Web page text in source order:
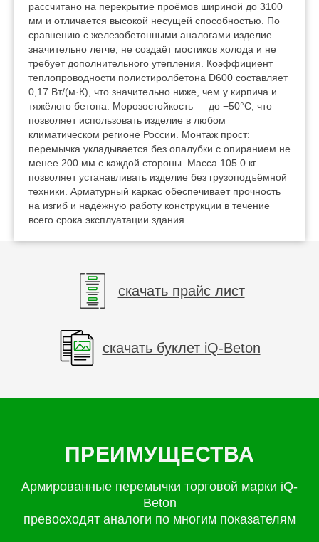
рассчитано на перекрытие проёмов шириной до 3100
мм и отличается высокой несущей способностью. По
сравнению с железобетонными аналогами изделие
значительно легче, не создаёт мостиков холода и не
требует дополнительного утепления. Коэффициент
теплопроводности полистиролбетона D600 составляет
0,17 Вт/(м·К), что значительно ниже, чем у кирпича и
тяжёлого бетона. Морозостойкость — до −50°C, что
позволяет использовать изделие в любом
климатическом регионе России. Монтаж прост:
перемычка укладывается без опалубки с опиранием не
менее 200 мм с каждой стороны. Масса 105.0 кг
позволяет устанавливать изделие без грузоподъёмной
техники. Арматурный каркас обеспечивает прочность
на изгиб и надёжную работу конструкции в течение
всего срока эксплуатации здания.
скачать прайс лист
скачать буклет iQ-Beton
ПРЕИМУЩЕСТВА
Армированные перемычки торговой марки iQ-
Beton
превосходят аналоги по многим показателям